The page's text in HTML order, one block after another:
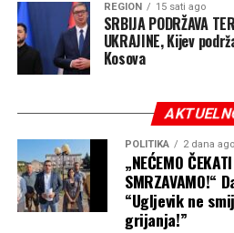
REGION 15 sati ago
SRBIJA PODRŽAVA
UKRAJINE, Kijev
Kosova
POLITIKA 2 dana ago
„NEĆEMO
SMRZAVAMO!“
“Ugljevik ne
grijanja!”